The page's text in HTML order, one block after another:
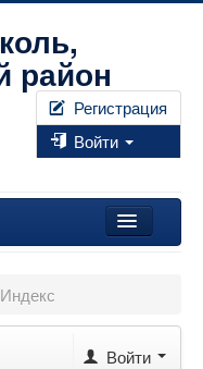
район
Регистрация
Войти
Индекс
Войти